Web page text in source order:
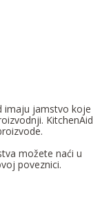
imaju jamstvo koje
KitchenAid
možete naći u
poveznici.